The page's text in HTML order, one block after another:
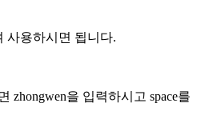
사용하시면 됩니다.
zhongwen을 입력하시고 space를